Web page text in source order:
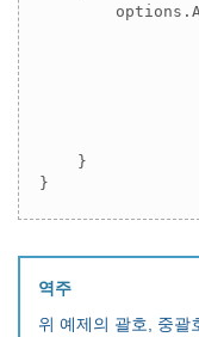
    }
}
역주
위 예제의 괄호, 중괄